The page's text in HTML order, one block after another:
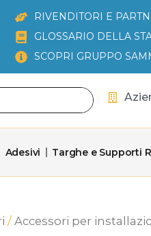
RIVENDITORI E
GLOSSARIO DELLA
SCOPRI GRUPPO
Adesivi Targhe e Supporti
/ Accessori per